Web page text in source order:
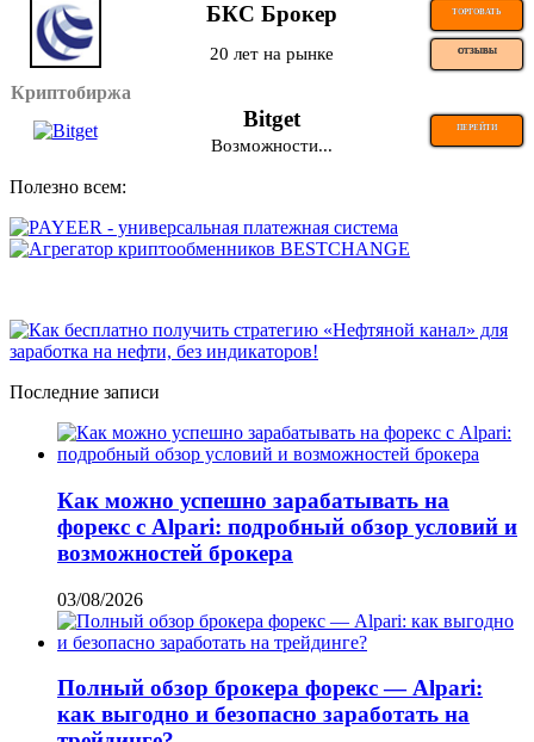
БКС Брокер ТОРГОВАТЬ
20 лет на рынке ОТЗЫВЫ
Криптобиржа
Bitget ПЕРЕЙТИ
Возможности...
Полезно всем:
Последние записи
Как можно успешно зарабатывать на
форекс с Alpari: подробный обзор условий и
возможностей брокера
03/08/2026
Полный обзор брокера форекс — Alpari:
как выгодно и безопасно заработать на